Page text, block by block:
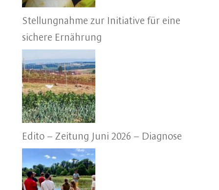
Stellungnahme zur Initiative für eine
sichere Ernährung
Edito – Zeitung Juni 2026 – Diagnose